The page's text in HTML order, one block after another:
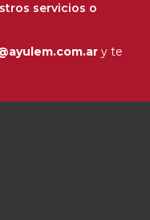
servicios o
y te